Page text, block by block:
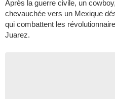
Après la guerre civile, un
chevauchée vers un Mexique
qui combattent les
Juarez.